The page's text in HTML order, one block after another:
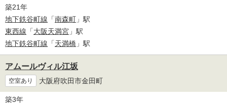
築21年
地下鉄谷町線 「南森町 」駅
東西線 「大阪天満宮 」駅
地下鉄谷町線 「天満橋 」駅
アムールヴィル江坂
空室あり 大阪府吹田市金田町
築3年